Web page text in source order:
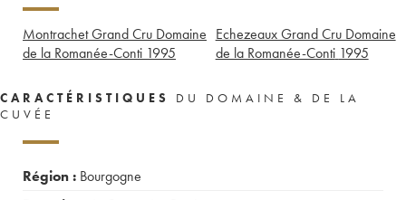
Montrachet Grand Cru Domaine
de la Romanée-Conti 1995
Echezeaux Grand Cru Domaine
de la Romanée-Conti 1995
CARACTÉRISTIQUES
DU DOMAINE & DE LA
CUVÉE
Région : Bourgogne